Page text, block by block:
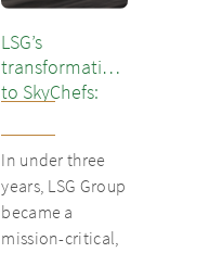
LSG’s
transformation
to SkyChefs:
underloved
catering unit
into culinary
champion
In under three
years, LSG Group
became a
mission-critical,